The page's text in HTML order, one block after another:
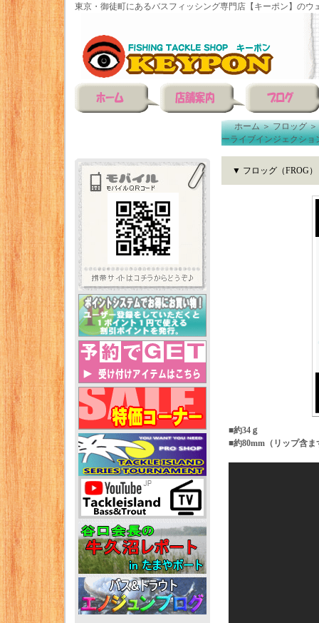
東京・御徒町にあるバスフィッシング専門店【キーポン】のウ
ホーム＞フロッグ＞
ーライブインジェクショ
▼ フロッグ（FROG
■約34ｇ
■約80mm（リップ含ま